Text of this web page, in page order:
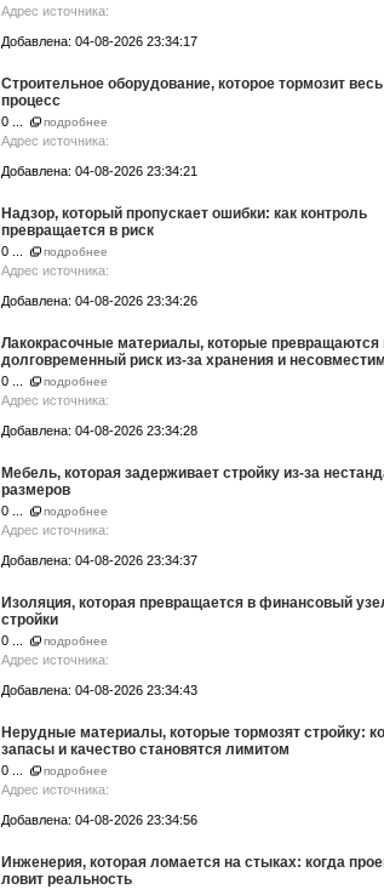
Адрес источника:
Добавлена: 04-08-2026 23:34:17
Строительное оборудование, которое тормозит весь
процесс
0 ... подробнее
Адрес источника:
Добавлена: 04-08-2026 23:34:21
Надзор, который пропускает ошибки: как контроль
превращается в риск
0 ... подробнее
Адрес источника:
Добавлена: 04-08-2026 23:34:26
Лакокрасочные материалы, которые превращаются
долговременный риск из-за хранения и
0 ... подробнее
Адрес источника:
Добавлена: 04-08-2026 23:34:28
Мебель, которая задерживает стройку из-за
размеров
0 ... подробнее
Адрес источника:
Добавлена: 04-08-2026 23:34:37
Изоляция, которая превращается в финансовый
стройки
0 ... подробнее
Адрес источника:
Добавлена: 04-08-2026 23:34:43
Нерудные материалы, которые тормозят стройку:
запасы и качество становятся лимитом
0 ... подробнее
Адрес источника:
Добавлена: 04-08-2026 23:34:56
Инженерия, которая ломается на стыках: когда
ловит реальность